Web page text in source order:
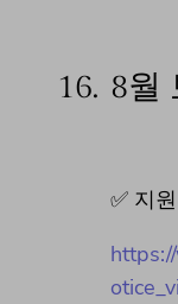
16. 8월
✅ 지